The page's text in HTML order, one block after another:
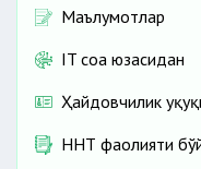
Маълумотлар
IT соҳа юзасидан
Ҳайдовчилик
ННТ фаолияти